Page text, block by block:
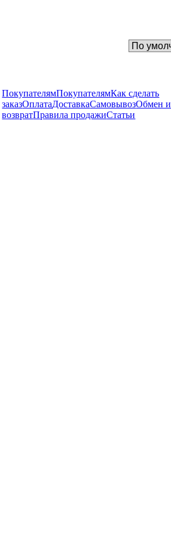
ПокупателямПокупателямКак сделать
заказОплатаДоставкаCамовывозОбмен и
возвратПравила продажиСтатьи